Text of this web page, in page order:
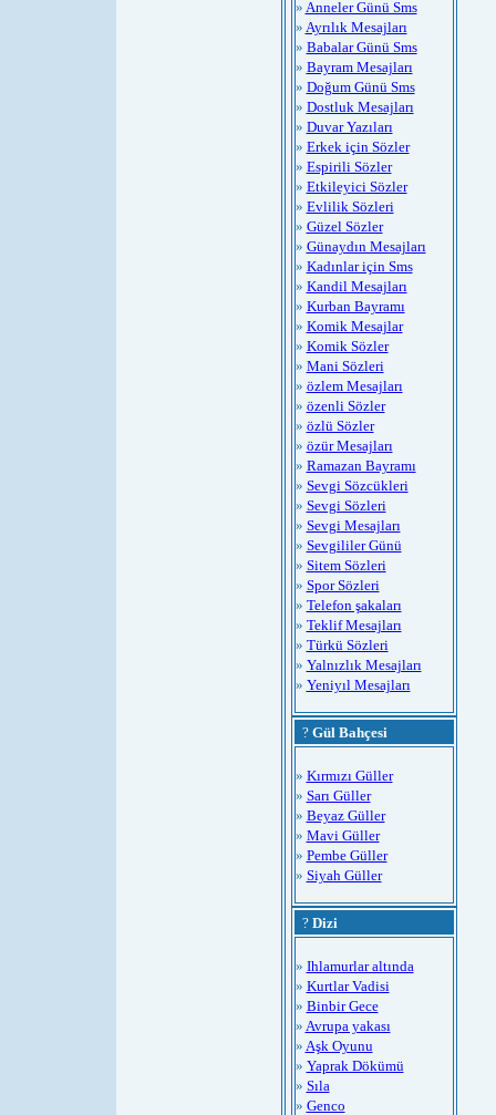
» Anneler Günü Sms
» Ayrılık Mesajları
» Babalar Günü Sms
» Bayram Mesajları
» Doğum Günü Sms
» Dostluk Mesajları
» Duvar Yazıları
» Erkek için Sözler
» Espirili Sözler
» Etkileyici Sözler
» Evlilik Sözleri
» Güzel Sözler
» Günaydın Mesajları
» Kadınlar için Sms
» Kandil Mesajları
» Kurban Bayramı
» Komik Mesajlar
» Komik Sözler
» Mani Sözleri
» özlem Mesajları
» özenli Sözler
» özlü Sözler
» özür Mesajları
» Ramazan Bayramı
» Sevgi Sözcükleri
» Sevgi Sözleri
» Sevgi Mesajları
» Sevgililer Günü
» Sitem Sözleri
» Spor Sözleri
» Telefon şakaları
» Teklif Mesajları
» Türkü Sözleri
» Yalnızlık Mesajları
» Yeniyıl Mesajları
? Gül Bahçesi
» Kırmızı Güller
» Sarı Güller
» Beyaz Güller
» Mavi Güller
» Pembe Güller
» Siyah Güller
? Dizi
» Ihlamurlar altında
» Kurtlar Vadisi
» Binbir Gece
» Avrupa yakası
» Aşk Oyunu
» Yaprak Dökümü
» Sıla
» Genco